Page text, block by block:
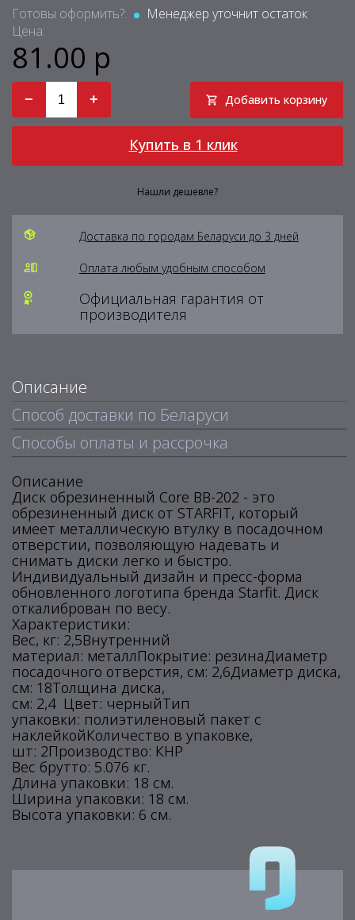
Готовы оформить?:
Менеджер уточнит остаток
Цена:
81.00 р
− + Добавить корзину
Купить в 1 клик
Нашли дешевле?
Доставка по городам Беларуси до 3 дней
Оплата любым удобным способом
Официальная гарантия от
производителя
Описание
Способ доставки по Беларуси
Способы оплаты и рассрочка
Описание
Диск обрезиненный Core BB-202 - это
обрезиненный диск от STARFIT, который
имеет металлическую втулку в посадочном
отверстии, позволяющую надевать и
снимать диски легко и быстро.
Индивидуальный дизайн и пресс-форма
обновленного логотипа бренда Starfit. Диск
откалиброван по весу.
Характеристики:
Вес, кг: 2,5Внутренний
материал: металлПокрытие: резинаДиаметр
посадочного отверстия, см: 2,6Диаметр диска,
см: 18Толщина диска,
см: 2,4 Цвет: черныйТип
упаковки: полиэтиленовый пакет с
наклейкойКоличество в упаковке,
шт: 2Производство: КНР
Вес брутто: 5.076 кг.
Длина упаковки: 18 см.
Ширина упаковки: 18 см.
Высота упаковки: 6 см.